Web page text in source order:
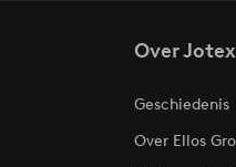
Over Jotex
Geschiedenis
Over Ellos